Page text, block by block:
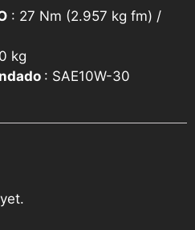
: 27 Nm (2.957 kg fm) /
kg
: SAE10W-30